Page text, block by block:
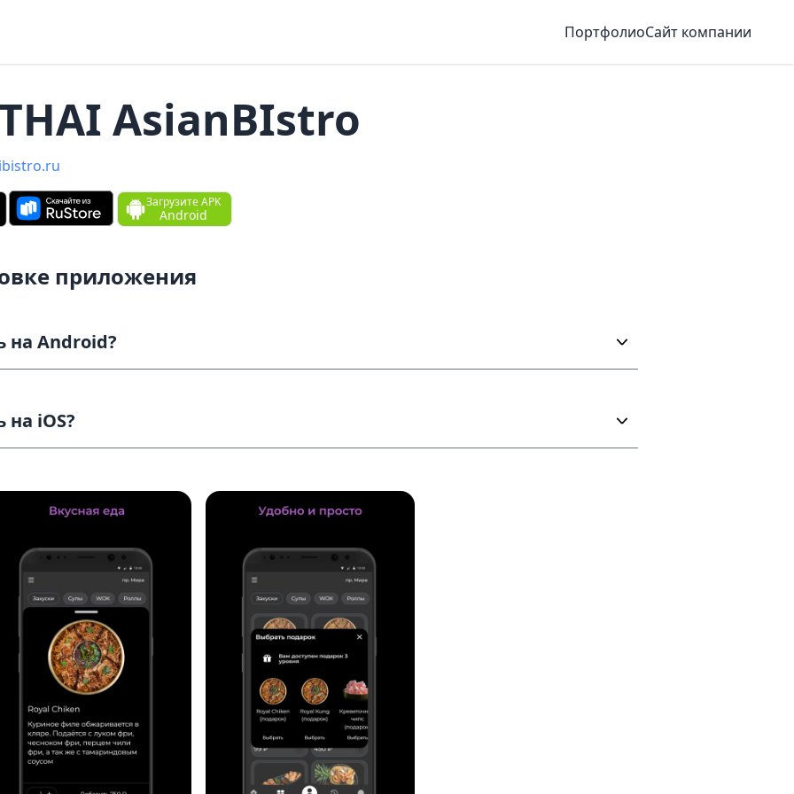
ПортфолиоСайт компании
AsianBIstro
Загрузите APK
Android
приложения
Как скачать и установить на Android?
на iOS?